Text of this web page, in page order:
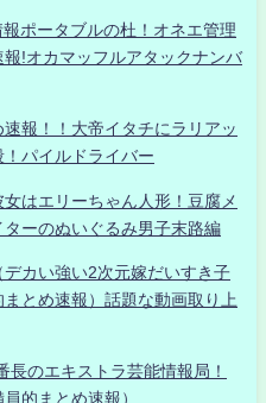
ポータブルの杜！オネエ管理
!オカマッフルアタックナンバ
報！！大帝イタチにラリアッ
！パイルドライバー
はエリーちゃん人形！豆腐メ
ーのぬいぐるみ男子末路編
カい強い2次元嫁だいすき子
とめ速報）話題な動画取り上
のエキストラ芸能情報局！
的まとめ速報）